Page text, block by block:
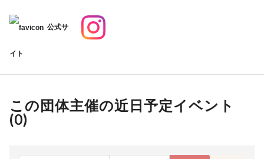
公式サ
イト
この団体主催の近日予定イベント
(0)